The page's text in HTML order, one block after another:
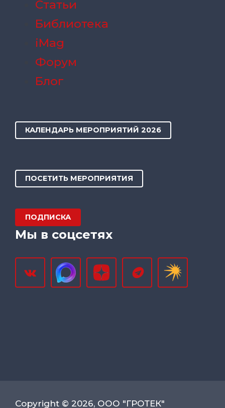
Статьи
Библиотека
iMag
Форум
Блог
КАЛЕНДАРЬ МЕРОПРИЯТИЙ 2026
ПОСЕТИТЬ МЕРОПРИЯТИЯ
ПОДПИСКА
Мы в соцсетях
Copyright © 2026, ООО "ГРОТЕК"